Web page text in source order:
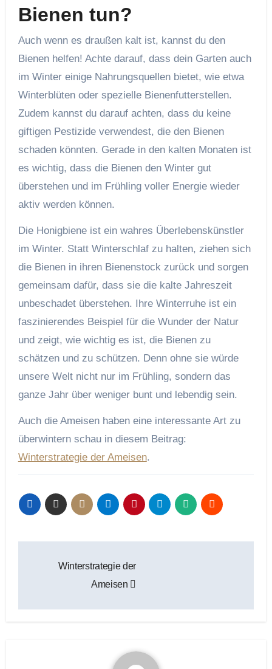
Bienen tun?
Auch wenn es draußen kalt ist, kannst du den
Bienen helfen! Achte darauf, dass dein Garten auch
im Winter einige Nahrungsquellen bietet, wie etwa
Winterblüten oder spezielle Bienenfutterstellen.
Zudem kannst du darauf achten, dass du keine
giftigen Pestizide verwendest, die den Bienen
schaden könnten. Gerade in den kalten Monaten ist
es wichtig, dass die Bienen den Winter gut
überstehen und im Frühling voller Energie wieder
aktiv werden können.
Die Honigbiene ist ein wahres Überlebenskünstler
im Winter. Statt Winterschlaf zu halten, ziehen sich
die Bienen in ihren Bienenstock zurück und sorgen
gemeinsam dafür, dass sie die kalte Jahreszeit
unbeschadet überstehen. Ihre Winterruhe ist ein
faszinierendes Beispiel für die Wunder der Natur
und zeigt, wie wichtig es ist, die Bienen zu
schätzen und zu schützen. Denn ohne sie würde
unsere Welt nicht nur im Frühling, sondern das
ganze Jahr über weniger bunt und lebendig sein.
Auch die Ameisen haben eine interessante Art zu
überwintern schau in diesem Beitrag:
Winterstrategie der Ameisen.
Winterstrategie der
Ameisen